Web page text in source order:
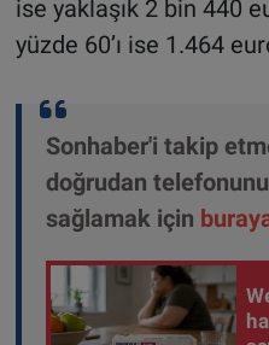
ise yaklaşık 2 bin 440
yüzde 60’ı ise 1.464
Sonhaber'i takip
doğrudan
sağlamak için